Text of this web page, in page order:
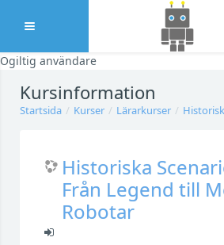
Ogiltig användare
Expandera
Kursinformation
Startsida Kurser Lärarkurser
Historiska
Från Legend till
Robotar